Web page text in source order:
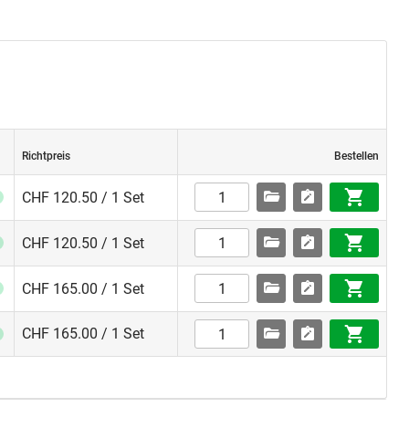
Richtpreis Bestellen
CHF 120.50 / 1 Set
CHF 120.50 / 1 Set
CHF 165.00 / 1 Set
CHF 165.00 / 1 Set